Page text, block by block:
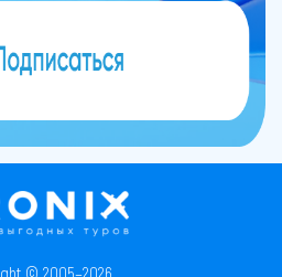
© 2005–2026